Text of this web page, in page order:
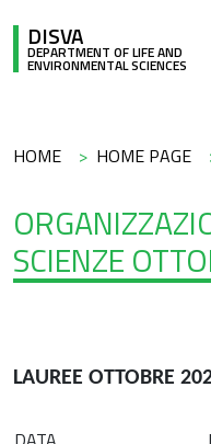
DISVA
DEPARTMENT OF LIFE AND
ENVIRONMENTAL SCIENCES
Breadcrumb
HOME HOME PAGE
SCIENZE
LAUREE OTTOBRE